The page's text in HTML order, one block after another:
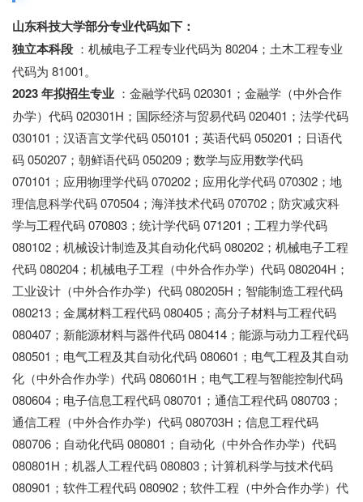
山东科技大学部分专业代码如下：
独立本科段 ：机械电子工程专业代码为 80204；土木工程专业
代码为 81001。
2023 年拟招生专业 ：金融学代码 020301；金融学（中外合作
办学）代码 020301H；国际经济与贸易代码 020401；法学代码
030101；汉语言文学代码 050101；英语代码 050201；日语代
码 050207；朝鲜语代码 050209；数学与应用数学代码
070101；应用物理学代码 070202；应用化学代码 070302；地
理信息科学代码 070504；海洋技术代码 070702；防灾减灾科
学与工程代码 070803；统计学代码 071201；工程力学代码
080102；机械设计制造及其自动化代码 080202；机械电子工程
代码 080204；机械电子工程（中外合作办学）代码 080204H；
工业设计（中外合作办学）代码 080205H；智能制造工程代码
080213；金属材料工程代码 080405；高分子材料与工程代码
080407；新能源材料与器件代码 080414；能源与动力工程代码
080501；电气工程及其自动化代码 080601；电气工程及其自动
化（中外合作办学）代码 080601H；电气工程与智能控制代码
080604；电子信息工程代码 080701；通信工程代码 080703；
通信工程（中外合作办学）代码 080703H；信息工程代码
080706；自动化代码 080801；自动化（中外合作办学）代码
080801H；机器人工程代码 080803；计算机科学与技术代码
080901；软件工程代码 080902；软件工程（中外合作办学）代